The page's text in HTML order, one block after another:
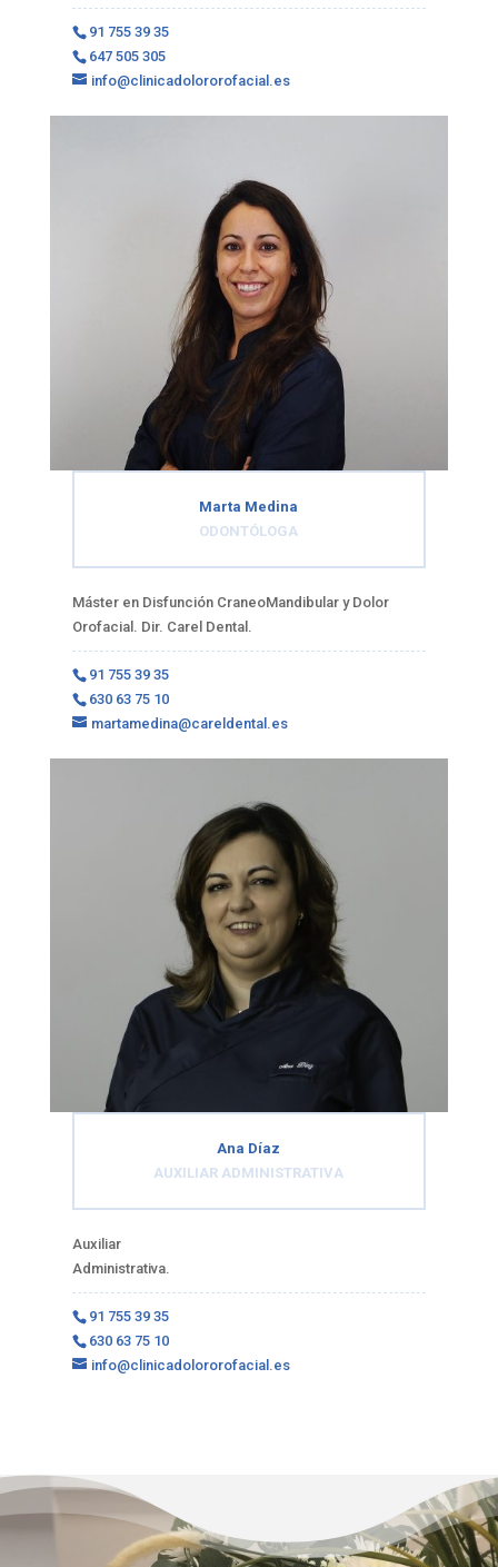
91 755 39 35
647 505 305
info@clinicadolororofacial.es
Marta Medina
ODONTÓLOGA
Máster en Disfunción CraneoMandibular y Dolor
Orofacial. Dir. Carel Dental.
91 755 39 35
630 63 75 10
martamedina@careldental.es
Ana Díaz
AUXILIAR ADMINISTRATIVA
Auxiliar
Administrativa.
91 755 39 35
630 63 75 10
info@clinicadolororofacial.es